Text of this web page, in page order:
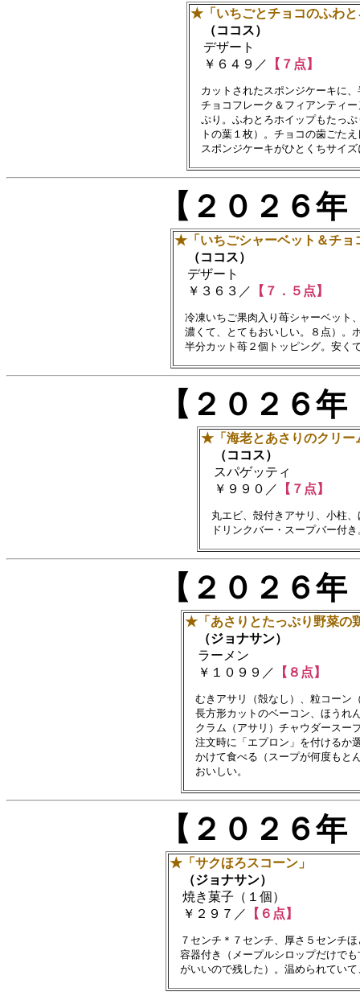
★「いちごとチョコのふわと
（ココス）
デザート
￥６４９／ 【７点】
カットされたスポンジケーキに
チョコフレーク＆フィアンティ
ぷり。ふわとろホイップもたっ
トの葉１枚）。チョコの歯ごたえ
【２０２６
★「いちごシャーベット＆チョ
（ココス）
デザート
￥３６３／
【７．５点】
冷凍いちご果肉入り苺シャーベット
濃くて、とてもおいしい。８点）。
【２０２６
★「海老とあさりのクリー
（ココス）
スパゲッティ
￥９９０／ 【７点】
丸エビ、殻付きアサリ、小柱
【２０２６
★「あさりとたっぷり野菜の
（ジョナサン）
ラーメン
￥１０９９／
【８点】
むきアサリ（殻なし）、粒コーン
長方形カットのベーコン、ほうれ
クラム（アサリ）チャウダースー
注文時に「エプロン」を付けるか
かけて食べる（スープが何度もと
【２０２６
★「サクほろスコーン」
（ジョナサン）
焼き菓子（１個）
￥２９７／ 【６点】
７センチ＊７センチ、厚さ５センチ
容器付き（メープルシロップだけで